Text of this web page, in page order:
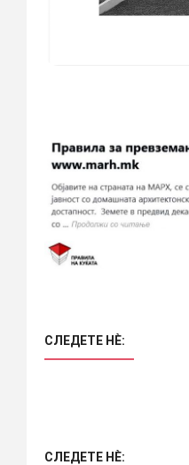
СЛЕДЕТЕ НÈ:
СЛЕДЕТЕ НÈ: